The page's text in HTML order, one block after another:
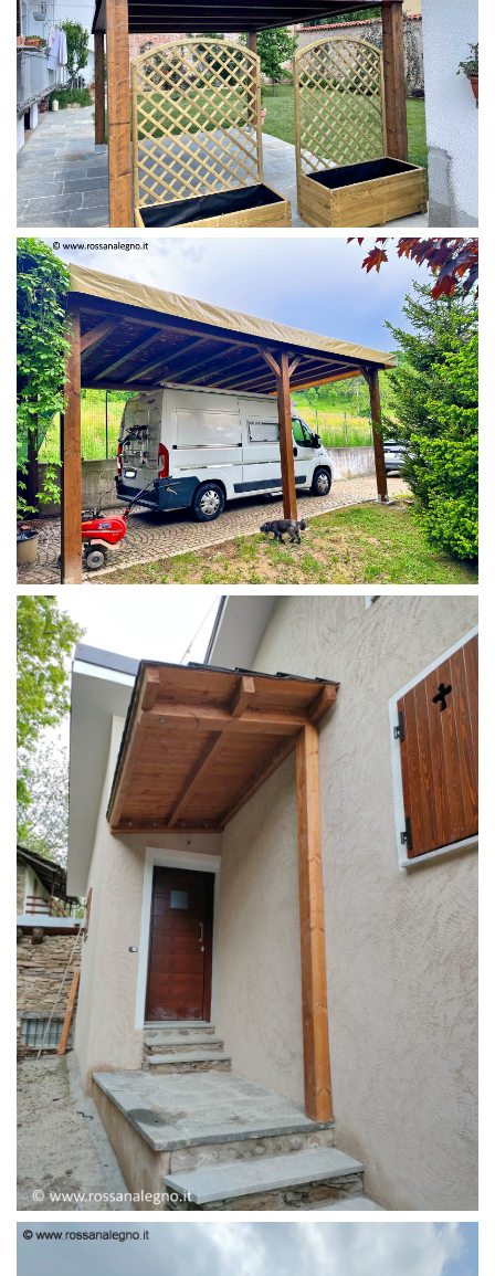
PERGOLA 4 X 3 COLOR MIRTO
COPERTURA CAMPER
PENSILINA ENTRATA